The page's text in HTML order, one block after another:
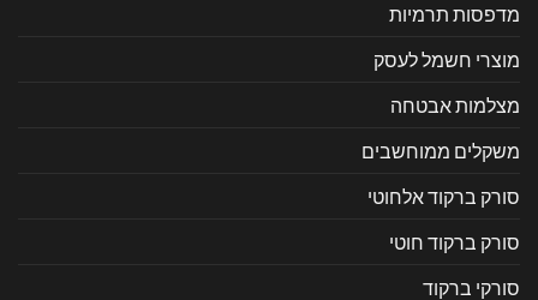
מדפסות תרמיות
מוצרי חשמל לעסק
מצלמות אבטחה
משקלים ממוחשבים
סורק ברקוד אלחוטי
סורק ברקוד חוטי
סורקי ברקוד